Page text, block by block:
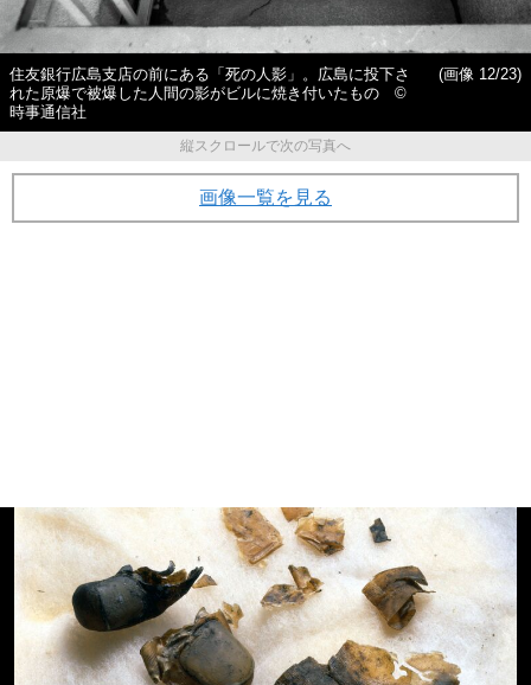
住友銀行広島支店の前にある「死の人影」。広島に投下さ
れた原爆で被爆した人間の影がビルに焼き付いたもの ©
時事通信社
(画像 12/23)
縦スクロールで次の写真へ
画像一覧を見る